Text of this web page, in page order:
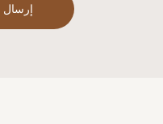
إرسال